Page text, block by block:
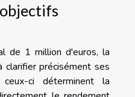
de 1 million d'euros, la
précisément ses
ci déterminent la